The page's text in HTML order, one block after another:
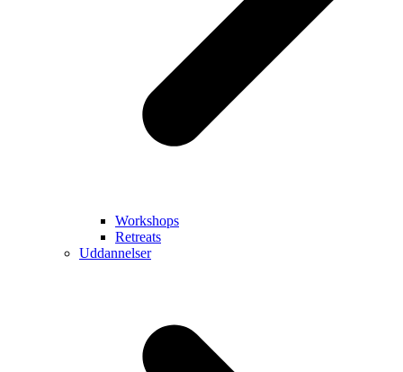
Workshops
Retreats
Uddannelser